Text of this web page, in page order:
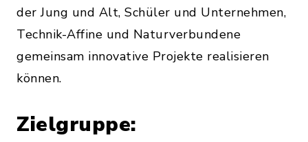
der Jung und Alt, Schüler und Unternehmen,
Technik-Affine und Naturverbundene
gemeinsam innovative Projekte realisieren
können.
Zielgruppe: